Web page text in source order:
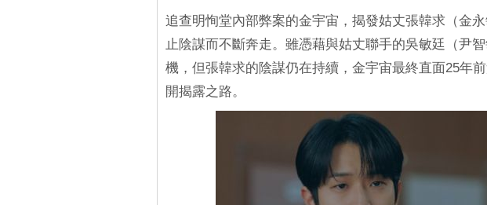
追查明恂堂內部弊案的金宇宙，揭發姑丈張韓求（金
止陰謀而不斷奔走。雖憑藉與姑丈聯手的吳敏廷（尹
機，但張韓求的陰謀仍在持續，金宇宙最終直面25年
開揭露之路。